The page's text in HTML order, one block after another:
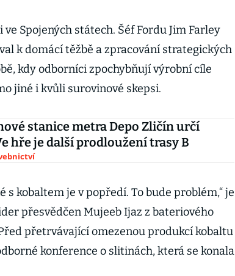
Spojených státech. Šéf Fordu Jim Farley
k domácí těžbě a zpracování strategických
kdy odborníci zpochybňují výrobní cíle
jiné i kvůli surovinové skepsi.
stanice metra Depo Zličín určí
hře je další prodloužení trasy B
s kobaltem je v popředí. To bude problém,“ je
přesvědčen Mujeeb Ijaz z bateriového
přetrvávající omezenou produkcí kobaltu
konference o slitinách, která se konala